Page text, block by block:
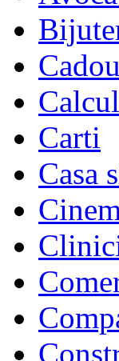
Carti
Casa